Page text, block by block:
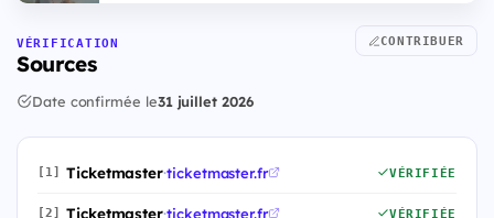
VÉRIFICATION
Sources
CONTRIBUER
Date confirmée le31 juillet 2026
[1] Ticketmaster·ticketmaster.fr VÉRIFIÉE
[2] Ticketmaster·ticketmaster.fr VÉRIFIÉE